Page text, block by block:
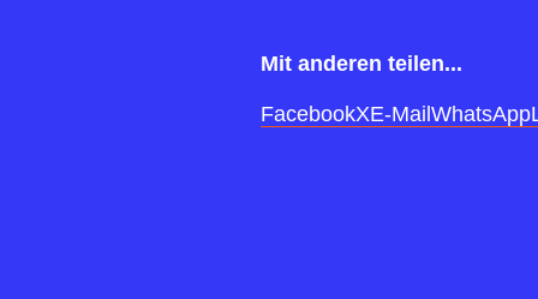
Mit anderen teilen...
FacebookXE-Mail WhatsApp